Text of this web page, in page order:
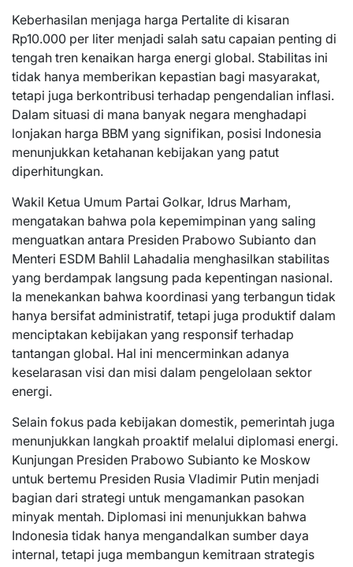
Keberhasilan menjaga harga Pertalite di kisaran
Rp10.000 per liter menjadi salah satu capaian penting di
tengah tren kenaikan harga energi global. Stabilitas ini
tidak hanya memberikan kepastian bagi masyarakat,
tetapi juga berkontribusi terhadap pengendalian inflasi.
Dalam situasi di mana banyak negara menghadapi
lonjakan harga BBM yang signifikan, posisi Indonesia
menunjukkan ketahanan kebijakan yang patut
diperhitungkan.
Wakil Ketua Umum Partai Golkar, Idrus Marham,
mengatakan bahwa pola kepemimpinan yang saling
menguatkan antara Presiden Prabowo Subianto dan
Menteri ESDM Bahlil Lahadalia menghasilkan stabilitas
yang berdampak langsung pada kepentingan nasional.
Ia menekankan bahwa koordinasi yang terbangun tidak
hanya bersifat administratif, tetapi juga produktif dalam
menciptakan kebijakan yang responsif terhadap
tantangan global. Hal ini mencerminkan adanya
keselarasan visi dan misi dalam pengelolaan sektor
energi.
Selain fokus pada kebijakan domestik, pemerintah juga
menunjukkan langkah proaktif melalui diplomasi energi.
Kunjungan Presiden Prabowo Subianto ke Moskow
untuk bertemu Presiden Rusia Vladimir Putin menjadi
bagian dari strategi untuk mengamankan pasokan
minyak mentah. Diplomasi ini menunjukkan bahwa
Indonesia tidak hanya mengandalkan sumber daya
internal, tetapi juga membangun kemitraan strategis